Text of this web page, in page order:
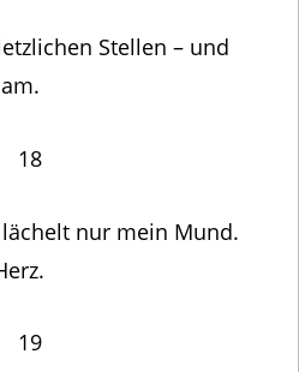
Stellen – und
18
nur mein Mund.
19